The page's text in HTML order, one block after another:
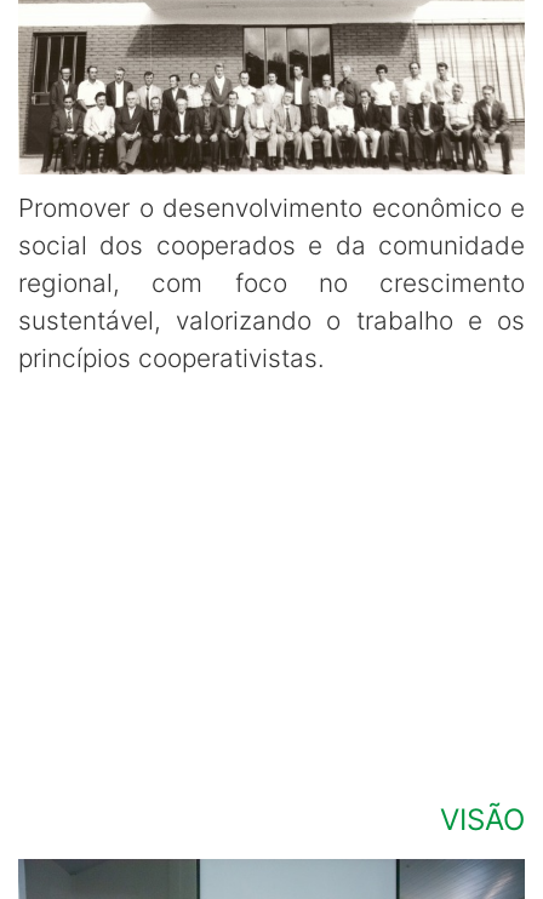
Promover o desenvolvimento econômico e
social dos cooperados e da comunidade
regional, com foco no crescimento
sustentável, valorizando o trabalho e os
princípios cooperativistas.
VISÃO